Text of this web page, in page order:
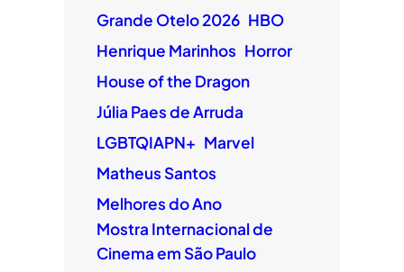
Grande Otelo 2026 HBO
Henrique Marinhos Horror
House of the Dragon
Júlia Paes de Arruda
LGBTQIAPN+ Marvel
Matheus Santos
Melhores do Ano
Mostra Internacional de
Cinema em São Paulo